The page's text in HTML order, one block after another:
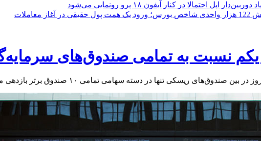
دوربین‌دار اپل احتمالا در کنار آیفون ۱۸ پرو رونمایی می‌شود
پول حقیقی در آغاز معاملات
یکم نسبت به تمامی صندوق‌های
ریسکی تنها در دسته سهامی تمامی ۱۰ صندوق برتر بازدهی مثبتی داشتند.